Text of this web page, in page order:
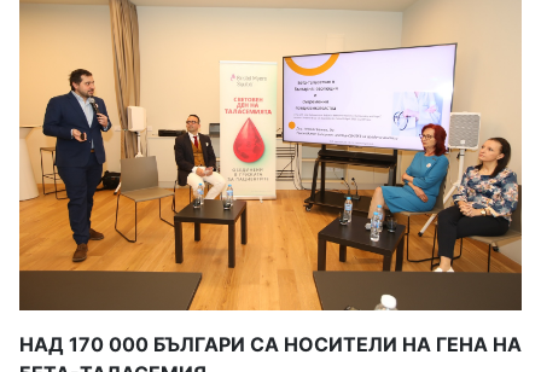
НАД 170 000 БЪЛГАРИ СА НОСИТЕЛИ НА ГЕНА НА